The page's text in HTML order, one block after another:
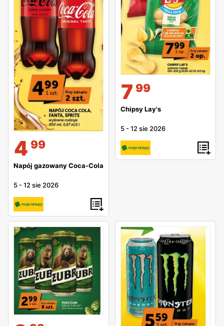
4 99
Napój gazowany Coca-Cola
5 -12 sie 2026
7 99
Chipsy Lay's
5 -12 sie 2026